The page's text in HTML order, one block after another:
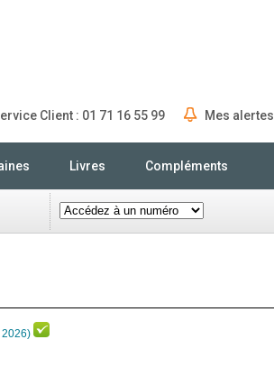
Client : 01 71 16 55 99 Mes alertes
Livres Compléments
2026)